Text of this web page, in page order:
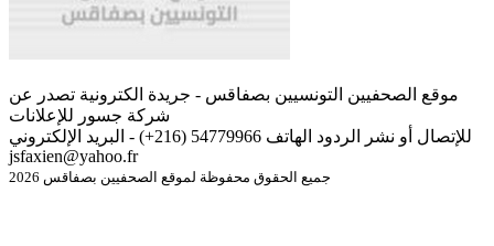
موقع الصحفيين التونسيين بصفاقس - جريدة الكترونية تصدر عن
شركة جسور للإعلانات
للإتصال أو نشر الردود الهاتف 54779966 (216+) - البريد الإلكتروني
jsfaxien@yahoo.fr
جميع الحقوق محفوظة لموقع الصحفيين بصفاقس 2026